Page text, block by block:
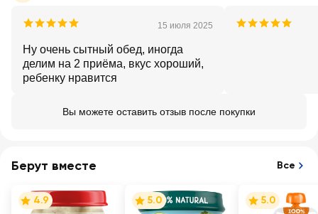
15 июля 2025
Ну очень сытный обед, иногда
делим на 2 приёма, вкус хороший,
ребенку нравится
Вы можете оставить отзыв после покупки
Берут вместе Все
4.9 5.0 5.0